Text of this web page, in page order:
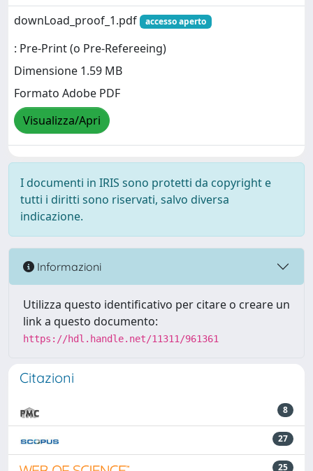
downLoad_proof_1.pdf
accesso aperto
: Pre-Print (o Pre-Refereeing)
Dimensione 1.59 MB
Formato Adobe PDF
Visualizza/Apri
I documenti in IRIS sono protetti da copyright e
tutti i diritti sono riservati, salvo diversa
indicazione.
Informazioni
Utilizza questo identificativo per citare o creare un
link a questo documento:
https://hdl.handle.net/11311/961361
Citazioni
8
27
25